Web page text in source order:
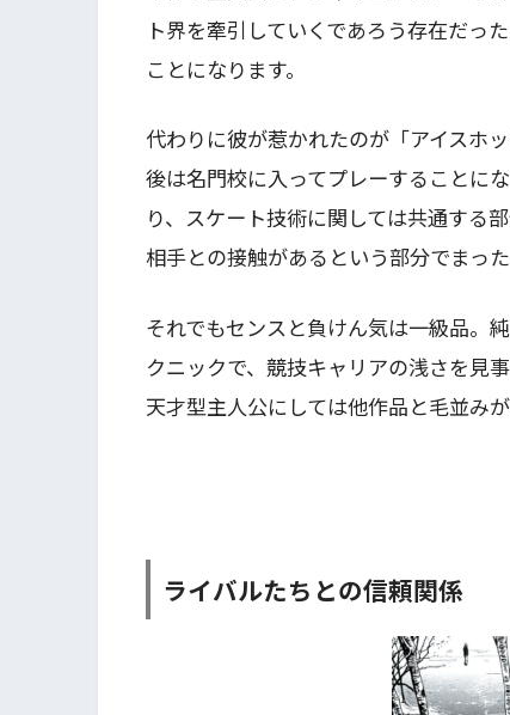
ト界を牽引していくであろう存在だっ
ことになります。
代わりに彼が惹かれたのが「アイスホ
後は名門校に入ってプレーすることに
り、スケート技術に関しては共通する
相手との接触があるという部分でまっ
それでもセンスと負けん気は一級品。
クニックで、競技キャリアの浅さを見
天才型主人公にしては他作品と毛並み
ライバルたちとの信頼関係